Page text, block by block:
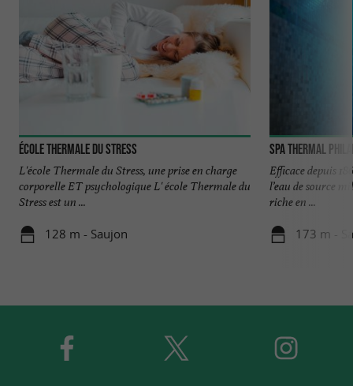
École Thermale du Stress
L'école Thermale du Stress, une prise en charge
corporelle ET psychologique L' école Thermale du
Stress est un ...
128 m - Saujon
Spa Thermal
Efficace depuis
l’eau de source
riche en ...
173 m -